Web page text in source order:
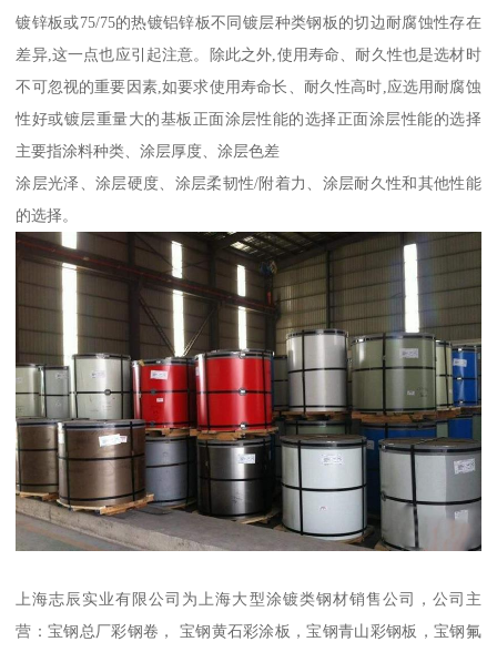
镀锌板或75/75的热镀铝锌板不同镀层种类钢板的切边耐腐蚀性存在
差异,这一点也应引起注意。除此之外,使用寿命、耐久性也是选材时
不可忽视的重要因素,如要求使用寿命长、耐久性高时,应选用耐腐蚀
性好或镀层重量大的基板正面涂层性能的选择正面涂层性能的选择
主要指涂料种类、涂层厚度、涂层色差
涂层光泽、涂层硬度、涂层柔韧性/附着力、涂层耐久性和其他性能
的选择。
上海志辰实业有限公司为上海大型涂镀类钢材销售公司，公司主
营：宝钢总厂彩钢卷， 宝钢黄石彩涂板，宝钢青山彩钢板，宝钢氟